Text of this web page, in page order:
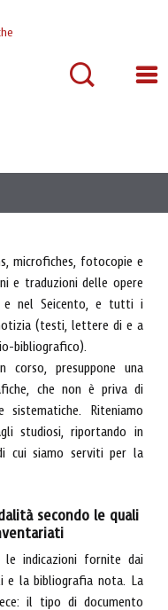
microfiches, fotocopie e
e traduzioni delle opere
e nel Seicento, e tutti i
(testi, lettere di e a
bibliografico).
corso, presuppone una
che non è priva di
Riteniamo
studiosi, riportando in
cui siamo serviti per la
secondo le quali
indicazioni fornite dai
e la bibliografia nota. La
il tipo di documento